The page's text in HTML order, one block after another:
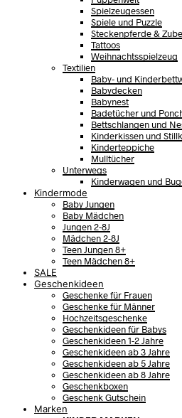
Spielzeugessen
Spiele und Puzzle
Steckenpferde &
Tattoos
Weihnachtsspielzeug
Textilien
Baby- und
Babydecken
Babynest
Badetücher und
Bettschlangen und
Kinderkissen und
Kinderteppiche
Mulltücher
Unterwegs
Kinderwagen und
Kindermode
Baby Jungen
Baby Mädchen
Jungen 2-8J
Mädchen 2-8J
Teen Jungen 8+
Teen Mädchen 8+
SALE
Geschenkideen
Geschenke für Frauen
Geschenke für Männer
Hochzeitsgeschenke
Geschenkideen für Babys
Geschenkideen 1-2 Jahre
Geschenkideen ab 3 Jahre
Geschenkideen ab 5 Jahre
Geschenkideen ab 8 Jahre
Geschenkboxen
Geschenk Gutschein
Marken